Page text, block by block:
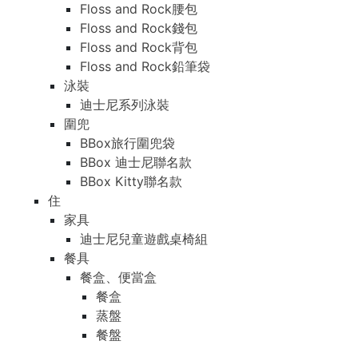
Floss and Rock腰包
Floss and Rock錢包
Floss and Rock背包
Floss and Rock鉛筆袋
泳裝
迪士尼系列泳裝
圍兜
BBox旅行圍兜袋
BBox 迪士尼聯名款
BBox Kitty聯名款
住
家具
迪士尼兒童遊戲桌椅組
餐具
餐盒、便當盒
餐盒
蒸盤
餐盤